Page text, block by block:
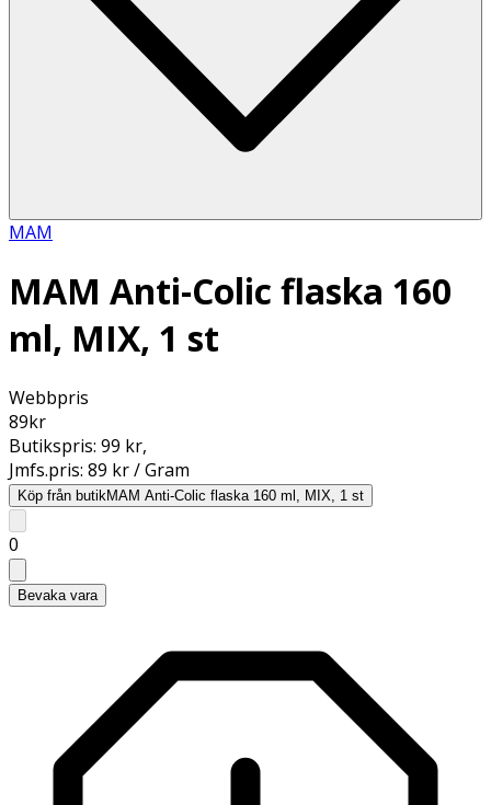
MAM
MAM Anti-Colic flaska 160
ml, MIX, 1 st
Webbpris
89kr
Butikspris: 99 kr,
Jmfs.pris: 89 kr / Gram
Köp från butikMAM Anti-Colic flaska 160 ml, MIX, 1 st
0
Bevaka vara